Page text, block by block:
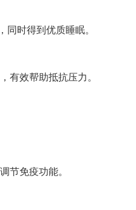
时得到优质睡眠。
效帮助抵抗压力。
节免疫功能。